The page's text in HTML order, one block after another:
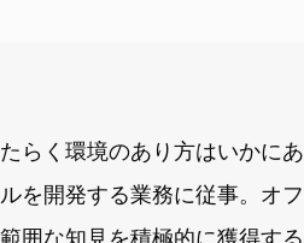
らく環境のあり方はいかにあ
を開発する業務に従事。オフ